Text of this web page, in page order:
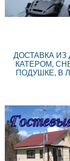
ДОСТАВКА
КАТЕРОМ,
ПОДУШКЕ, В